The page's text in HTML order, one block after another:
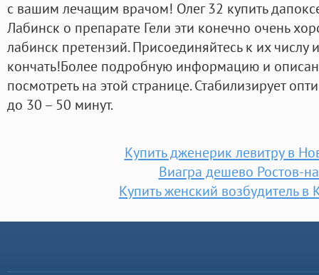
с вашим лечащим врачом! Олег 32 купить
Лабинск о препарате Гели эти конечно очень
лабинск претензий. Присоединяйтесь к их числу
кончать!Более подробную информацию и
посмотреть на этой странице. Стабилизирует
до 30 – 50 минут.
Купить дженерик левитру в
Виагра дешево Ростов-
Купить женский возбудитель в